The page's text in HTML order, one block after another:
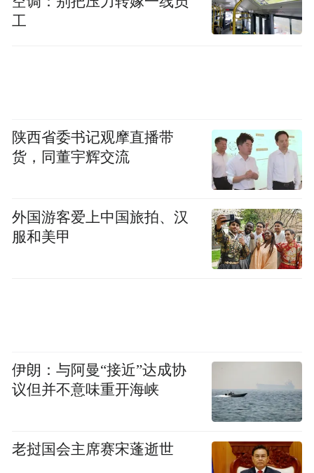
工
陕西省委书记观摩直播带
货，同董宇辉交流
外国游客爱上中国旅拍、汉
服和美甲
伊朗：与阿曼“接近”达成协
议但并不意味重开海峡
老挝国会主席赛宋蓬逝世